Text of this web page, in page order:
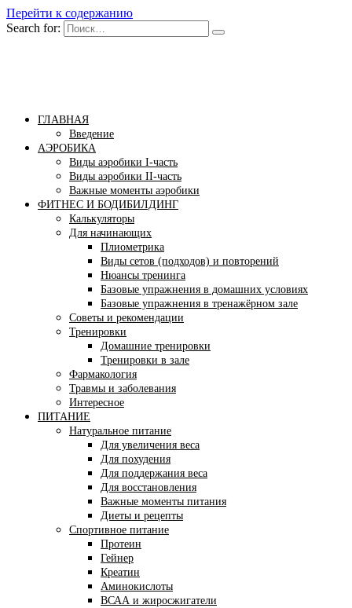
Перейти к содержанию
Search for:
ГЛАВНАЯ
Введение
АЭРОБИКА
Виды аэробики І-часть
Виды аэробики ІІ-часть
Важные моменты аэробики
ФИТНЕС И БОДИБИЛДИНГ
Калькуляторы
Для начинающих
Плиометрика
Виды сетов (подходов) и повторений
Нюансы тренинга
Базовые упражнения в домашних условиях
Базовые упражнения в тренажёрном зале
Советы и рекомендации
Тренировки
Домашние тренировки
Тренировки в зале
Фармакология
Травмы и заболевания
Интересное
ПИТАНИЕ
Натуральное питание
Для увеличения веса
Для похудения
Для поддержания веса
Для восстановления
Важные моменты питания
Диеты и рецепты
Спортивное питание
Протеин
Гейнер
Креатин
Аминокислоты
ВСАА и жиросжигатели